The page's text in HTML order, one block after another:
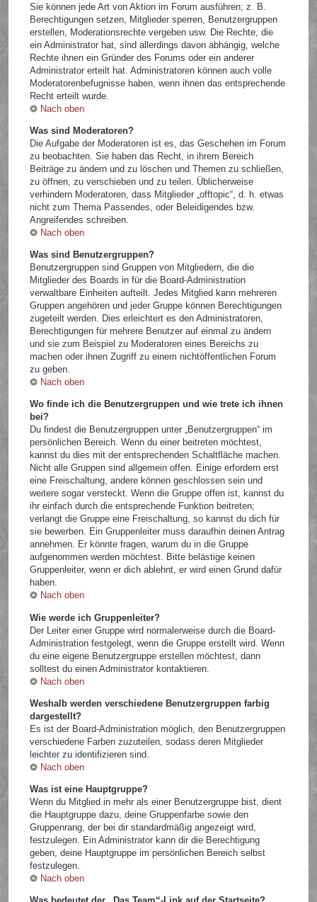
Sie können jede Art von Aktion im Forum ausführen; z. B.
Berechtigungen setzen, Mitglieder sperren, Benutzergruppen
erstellen, Moderationsrechte vergeben usw. Die Rechte, die
ein Administrator hat, sind allerdings davon abhängig, welche
Rechte ihnen ein Gründer des Forums oder ein anderer
Administrator erteilt hat. Administratoren können auch volle
Moderatorenbefugnisse haben, wenn ihnen das entsprechende
Recht erteilt wurde.
Nach oben
Was sind Moderatoren?
Die Aufgabe der Moderatoren ist es, das Geschehen im Forum
zu beobachten. Sie haben das Recht, in ihrem Bereich
Beiträge zu ändern und zu löschen und Themen zu schließen,
zu öffnen, zu verschieben und zu teilen. Üblicherweise
verhindern Moderatoren, dass Mitglieder „offtopic“, d. h. etwas
nicht zum Thema Passendes, oder Beleidigendes bzw.
Angreifendes schreiben.
Nach oben
Was sind Benutzergruppen?
Benutzergruppen sind Gruppen von Mitgliedern, die die
Mitglieder des Boards in für die Board-Administration
verwaltbare Einheiten aufteilt. Jedes Mitglied kann mehreren
Gruppen angehören und jeder Gruppe können Berechtigungen
zugeteilt werden. Dies erleichtert es den Administratoren,
Berechtigungen für mehrere Benutzer auf einmal zu ändern
und sie zum Beispiel zu Moderatoren eines Bereichs zu
machen oder ihnen Zugriff zu einem nichtöffentlichen Forum
zu geben.
Nach oben
Wo finde ich die Benutzergruppen und wie trete ich ihnen
bei?
Du findest die Benutzergruppen unter „Benutzergruppen“ im
persönlichen Bereich. Wenn du einer beitreten möchtest,
kannst du dies mit der entsprechenden Schaltfläche machen.
Nicht alle Gruppen sind allgemein offen. Einige erfordern erst
eine Freischaltung, andere können geschlossen sein und
weitere sogar versteckt. Wenn die Gruppe offen ist, kannst du
ihr einfach durch die entsprechende Funktion beitreten;
verlangt die Gruppe eine Freischaltung, so kannst du dich für
sie bewerben. Ein Gruppenleiter muss daraufhin deinen Antrag
annehmen. Er könnte fragen, warum du in die Gruppe
aufgenommen werden möchtest. Bitte belästige keinen
Gruppenleiter, wenn er dich ablehnt, er wird einen Grund dafür
haben.
Nach oben
Wie werde ich Gruppenleiter?
Der Leiter einer Gruppe wird normalerweise durch die Board-
Administration festgelegt, wenn die Gruppe erstellt wird. Wenn
du eine eigene Benutzergruppe erstellen möchtest, dann
solltest du einen Administrator kontaktieren.
Nach oben
Weshalb werden verschiedene Benutzergruppen farbig
dargestellt?
Es ist der Board-Administration möglich, den Benutzergruppen
verschiedene Farben zuzuteilen, sodass deren Mitglieder
leichter zu identifizieren sind.
Nach oben
Was ist eine Hauptgruppe?
Wenn du Mitglied in mehr als einer Benutzergruppe bist, dient
die Hauptgruppe dazu, deine Gruppenfarbe sowie den
Gruppenrang, der bei dir standardmäßig angezeigt wird,
festzulegen. Ein Administrator kann dir die Berechtigung
geben, deine Hauptgruppe im persönlichen Bereich selbst
festzulegen.
Nach oben